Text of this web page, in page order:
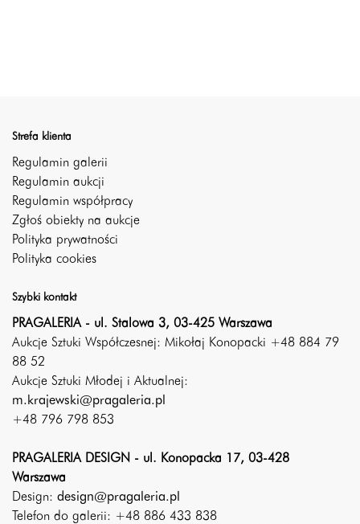
Strefa klienta
Regulamin galerii
Regulamin aukcji
Regulamin współpracy
Zgłoś obiekty na aukcje
Polityka prywatności
Polityka cookies
Szybki kontakt
PRAGALERIA - ul. Stalowa 3, 03-425 Warszawa
Aukcje Sztuki Współczesnej: Mikołaj Konopacki +48 884 79
88 52
Aukcje Sztuki Młodej i Aktualnej:
m.krajewski@pragaleria.pl
+48 796 798 853
PRAGALERIA DESIGN - ul. Konopacka 17, 03-428
Warszawa
Design: design@pragaleria.pl
Telefon do galerii: +48 886 433 838